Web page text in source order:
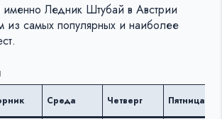
именно Ледник Штубай в Австрии
из самых популярных и наиболее
Среда Четверг Пятница